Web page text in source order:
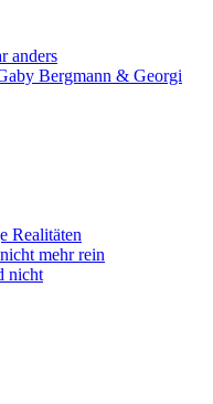
anders
Bergmann & Georgi
Realitäten
mehr rein
nicht